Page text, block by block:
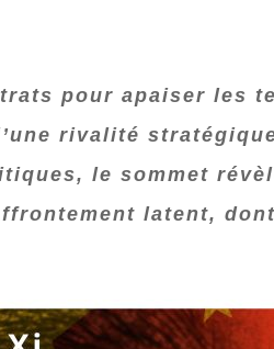
pour apaiser les
rivalité
le sommet
latent,